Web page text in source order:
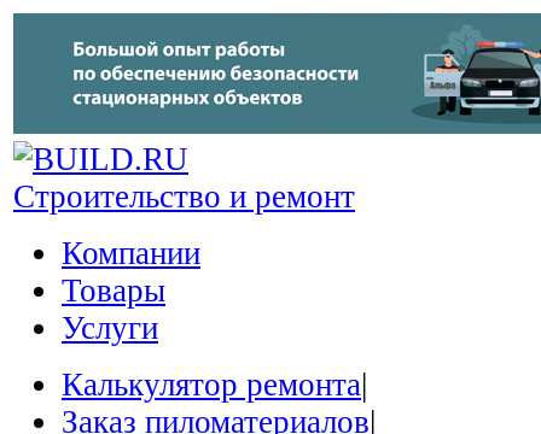
Строительство и ремонт
Компании
Товары
Услуги
Калькулятор ремонта|
Заказ пиломатериалов|